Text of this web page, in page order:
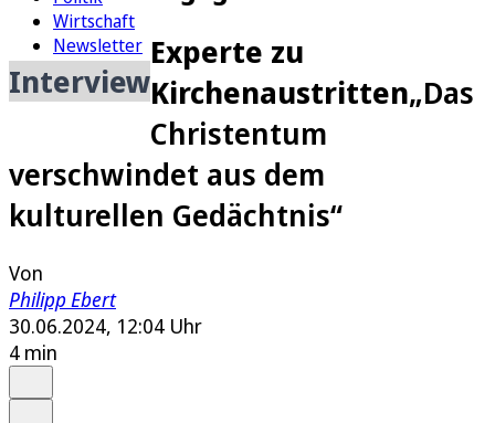
Wirtschaft
Newsletter
E-Paper
Interview
Experte zu
Kirchenaustritten„Das
Christentum
verschwindet aus dem
kulturellen Gedächtnis“
Von
Philipp Ebert
30.06.2024, 12:04 Uhr
4 min